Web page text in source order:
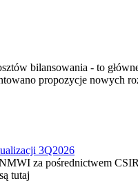
bilansowania - to
propozycje nowych
3Q2026
za pośrednictwem
tutaj